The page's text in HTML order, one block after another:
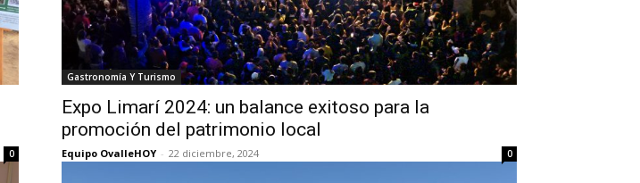
0
Gastronomía Y Turismo
Expo Limarí 2024: un balance exitoso para la
promoción del patrimonio local
Equipo OvalleHOY - 22 diciembre, 2024 0